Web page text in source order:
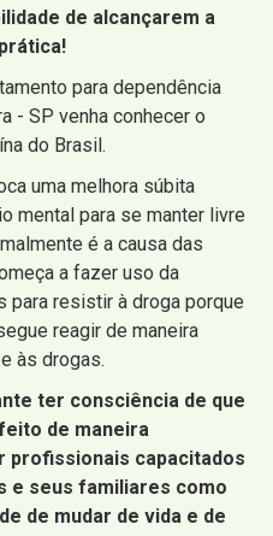
de alcançarem a
para dependência
- SP venha conhecer o
do Brasil.
uma melhora súbita
mental para se manter livre
é a causa das
a fazer uso da
para resistir à droga porque
reagir de maneira
às drogas.
ter consciência de que
de maneira
profissionais capacitados
e seus familiares como
de mudar de vida e de